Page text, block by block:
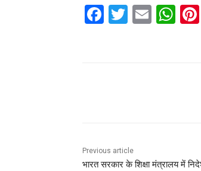
F
a
k
T
w
E
m
W
h
Previous article
भारत सरकार के शिक्षा मंत्रालय में